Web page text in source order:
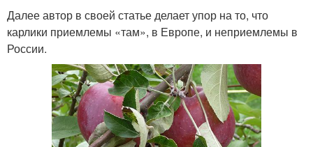
Далее автор в своей статье делает упор на то, что
карлики приемлемы «там», в Европе, и неприемлемы в
России.